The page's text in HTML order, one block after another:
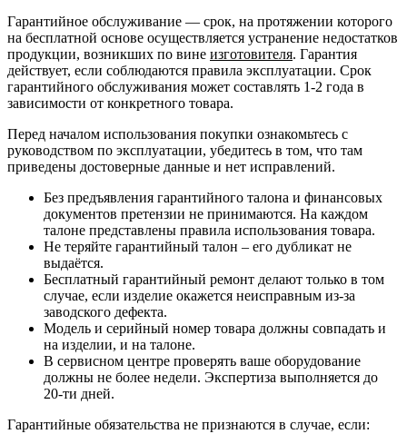
Гарантийное обслуживание — срок, на протяжении которого
на бесплатной основе осуществляется устранение недостатков
продукции, возникших по вине изготовителя. Гарантия
действует, если соблюдаются правила эксплуатации. Срок
гарантийного обслуживания может составлять 1-2 года в
зависимости от конкретного товара.
Перед началом использования покупки ознакомьтесь с
руководством по эксплуатации, убедитесь в том, что там
приведены достоверные данные и нет исправлений.
Без предъявления гарантийного талона и финансовых
документов претензии не принимаются. На каждом
талоне представлены правила использования товара.
Не теряйте гарантийный талон – его дубликат не
выдаётся.
Бесплатный гарантийный ремонт делают только в том
случае, если изделие окажется неисправным из-за
заводского дефекта.
Модель и серийный номер товара должны совпадать и
на изделии, и на талоне.
В сервисном центре проверять ваше оборудование
должны не более недели. Экспертиза выполняется до
20-ти дней.
Гарантийные обязательства не признаются в случае, если: